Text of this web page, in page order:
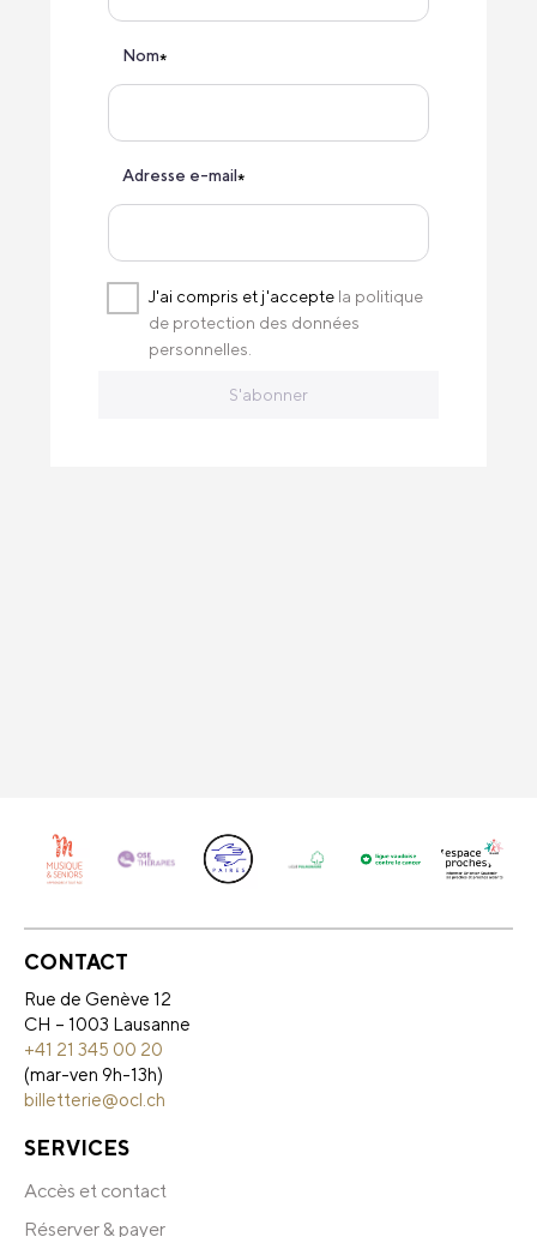
Nom*
Adresse e-mail*
J'ai compris et j'accepte la politique
de protection des données
personnelles.
S'abonner
CONTACT
Rue de Genève 12
CH – 1003 Lausanne
+41 21 345 00 20
(mar-ven 9h-13h)
billetterie@ocl.ch
SERVICES
Accès et contact
Réserver & payer